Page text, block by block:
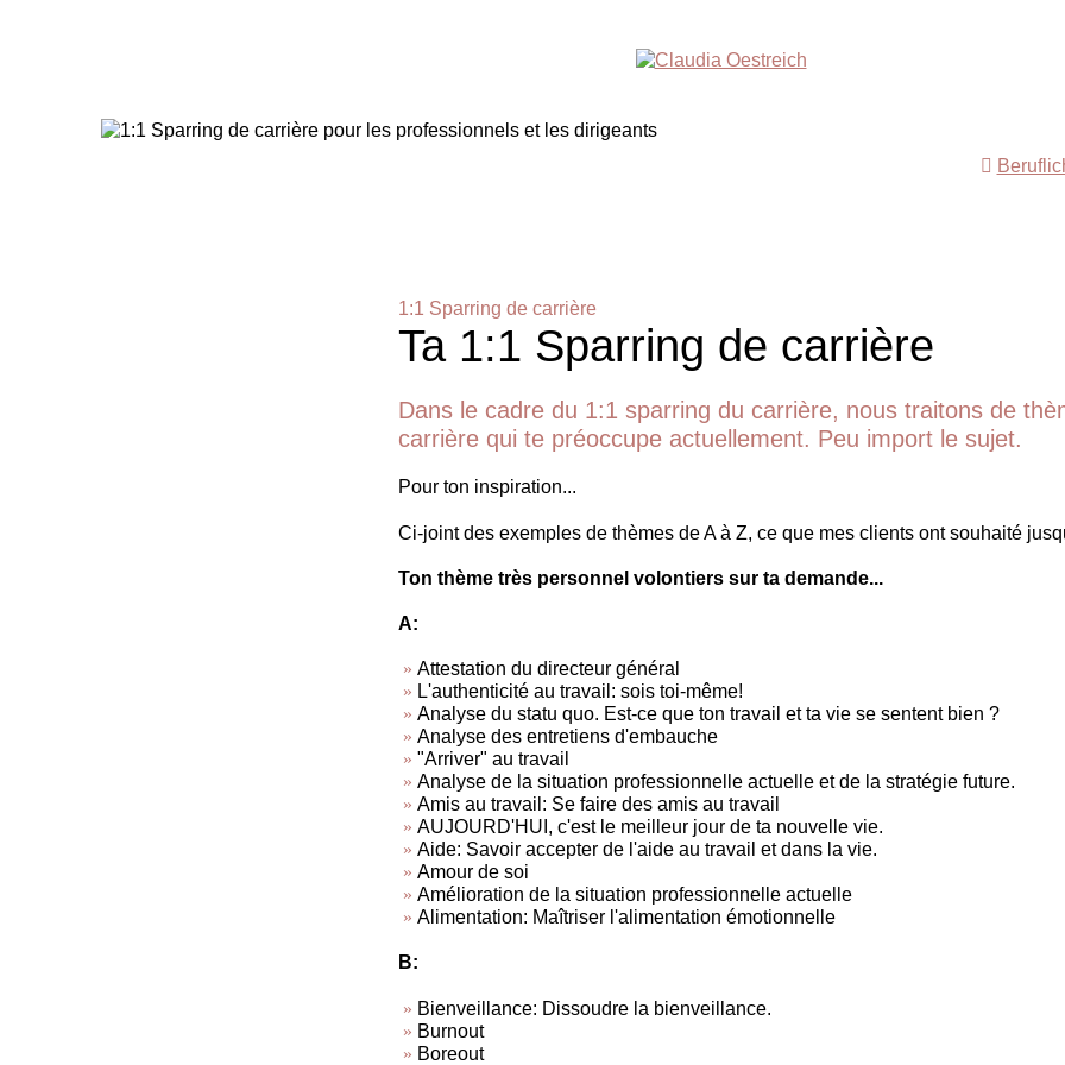
1:1 Sparring de carrière
Ta 1:1 Sparring de carrière
Dans le cadre du 1:1 sparring du carrière, nous traitons de
carrière qui te préoccupe actuellement. Peu import le sujet.
Pour ton inspiration...
Ci-joint des exemples de thèmes de A à Z, ce que mes clients ont souhaité
Ton thème très personnel volontiers sur ta demande...
A:
Attestation du directeur général
L'authenticité au travail: sois toi-même!
Analyse du statu quo. Est-ce que ton travail et ta vie se sentent bien ?
Analyse des entretiens d'embauche
"Arriver" au travail
Analyse de la situation professionnelle actuelle et de la stratégie future.
Amis au travail: Se faire des amis au travail
AUJOURD'HUI, c'est le meilleur jour de ta nouvelle vie.
Aide: Savoir accepter de l'aide au travail et dans la vie.
Amour de soi
Amélioration de la situation professionnelle actuelle
Alimentation: Maîtriser l'alimentation émotionnelle
B:
Bienveillance: Dissoudre la bienveillance.
Burnout
Boreout